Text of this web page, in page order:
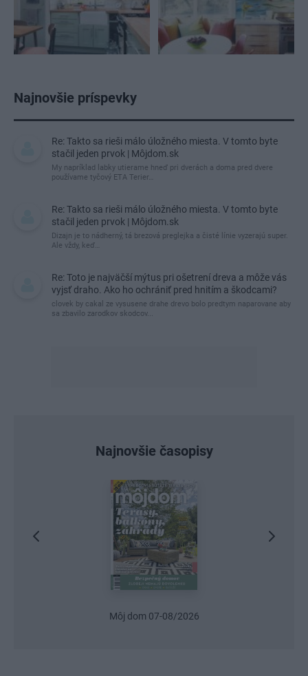
Najnovšie príspevky
Re: Takto sa rieši málo úložného miesta. V tomto byte
stačil jeden prvok | Môjdom.sk
My napríklad labky utierame hneď pri dverách a doma pred dvere
používame tyčový ETA Terier…
Re: Takto sa rieši málo úložného miesta. V tomto byte
stačil jeden prvok | Môjdom.sk
Dizajn je to nádherný, tá brezová preglejka a čisté línie vyzerajú super.
Ale vždy, keď…
Re: Toto je najväčší mýtus pri ošetrení dreva a môže vás
vyjsť draho. Ako ho ochrániť pred hnitím a škodcami?
clovek by cakal ze vysusene drahe drevo bolo predtym naparovane aby
sa zbavilo zarodkov skodcov...
Najnovšie časopisy
Môj dom 07-08/2026